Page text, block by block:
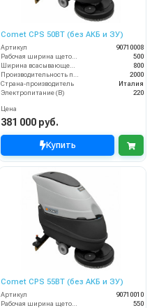
Comet CPS 50BT (без АКБ и ЗУ)
Артикул
90710008
Рабочая ширина щеток (мм)
500
Ширина всасывающей балки (мм)
800
Производительность по площади (м2/ч)
2000
Страна-производитель
Италия
Электропитание (В)
220
Цена
381 000 руб.
Купить
Comet CPS 55BT (без АКБ и ЗУ)
Артикул
90710010
550